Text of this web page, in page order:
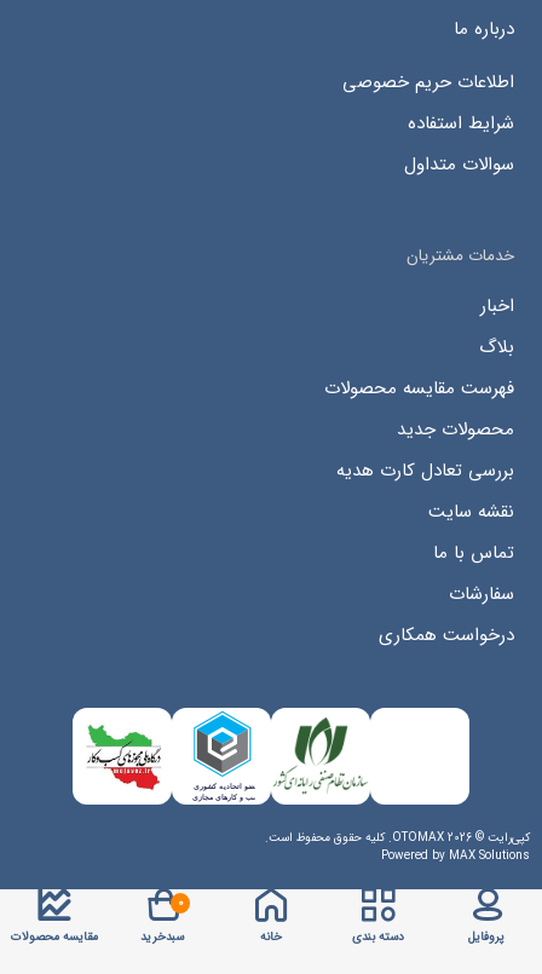
پروفایل دسته بندی خانه سبدخرید
0
مقایسه محصولات
درباره ما
اطلاعات حریم خصوصی
شرایط استفاده
سوالات متداول
خدمات مشتریان
اخبار
بلاگ
فهرست مقایسه محصولات
محصولات جدید
بررسی تعادل کارت هدیه
نقشه سایت
تماس با ما
سفارشات
درخواست همکاری
کپی‌رایت © 2026 OTOMAX. کلیه حقوق محفوظ است.
Powered by MAX Solutions